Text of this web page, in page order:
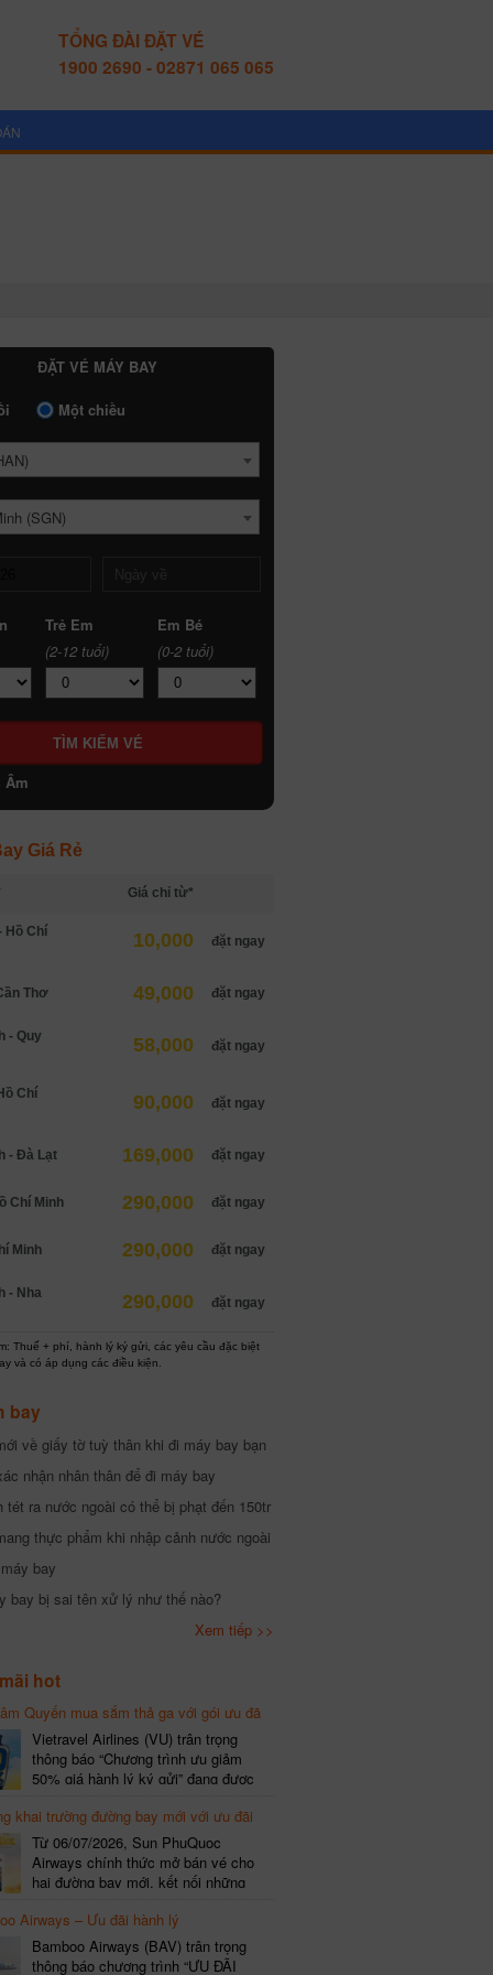
TỔNG ĐÀI ĐẶT VÉ
1900 2690 - 02871 065 065
ĐẶT VÉ MÁY BAY
Một chiều
(SGN)
Trẻ Em
(2-12 tuổi)
Em Bé
(0-2 tuổi)
Âm
Giá Rẻ
Giá chỉ từ*
Hồ Chí
10,000 đặt ngay
Thơ 49,000 đặt ngay
- Quy
58,000 đặt ngay
Chí
90,000 đặt ngay
- Đà Lạt 169,000 đặt ngay
Chí Minh 290,000 đặt ngay
Minh 290,000 đặt ngay
- Nha
290,000 đặt ngay
Thuế + phí, hành lý ký gửi, các yêu cầu đặc biệt
và có áp dụng các điều kiện.
bay
về giấy tờ tuỳ thân khi đi máy bay bạn
nhận nhân thân để đi máy bay
tét ra nước ngoài có thể bị phạt đến 150tr
thực phẩm khi nhập cảnh nước ngoài
bay
bay bị sai tên xử lý như thế nào?
Xem tiếp >>
hot
Quyến mua sắm thả ga với gói ưu đã
gói cước
Vietravel Airlines (VU) trân trọng
thông báo “Chương trình ưu giảm
50% giá hành lý ký gửi” đang được
kết nối từ TP. Hồ Chí Minh
(SGN) đi Thâm Quyến – Trung Quốc
(SZX), chi tiết như sau: LỊCH BAY
CHI TIẾT Đường bay SHCB Giờ khởi
khai trường đường bay mới với ưu đãi
Từ 06/07/2026, Sun PhuQuoc
Airways chính thức mở bán vé cho
hai đường bay mới, kết nối những
khách khám phá vẻ đẹp thiên nhiên
và văn hóa của miền Trung Việt Nam.
Thông tin đường bay mới Đường bay
Airways – Ưu đãi hành lý
Bamboo Airways (BAV) trân trọng
thông báo chương trình “ƯU ĐÃI